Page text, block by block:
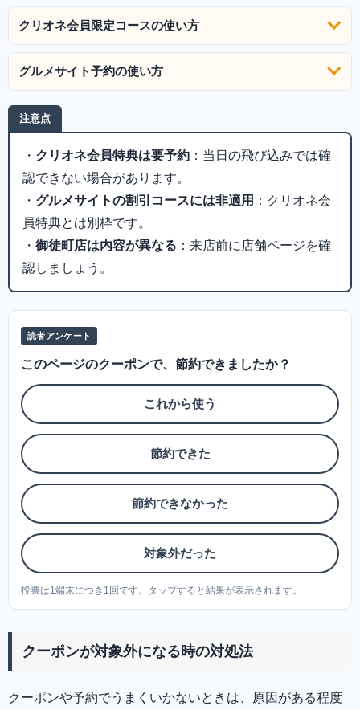
クリオネ会員限定コースの使い方
グルメサイト予約の使い方
注意点
・ クリオネ会員特典は要予約 ：当日の飛び込みでは確
認できない場合があります。
・ グルメサイトの割引コースには非適用 ：クリオネ会
員特典とは別枠です。
・ 御徒町店は内容が異なる ：来店前に店舗ページを確
認しましょう。
読者アンケート
このページのクーポンで、節約できましたか？
これから使う
節約できた
節約できなかった
対象外だった
投票は1端末につき1回です。タップすると結果が表示されます。
クーポンが対象外になる時の対処法
クーポンや予約でうまくいかないときは、原因がある程度